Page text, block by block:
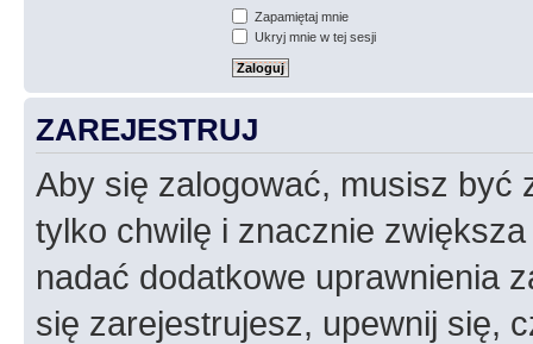
Zapamiętaj mnie
Ukryj mnie w tej sesji
ZAREJESTRUJ
Aby się zalogować, musisz być
tylko chwilę i znacznie
nadać dodatkowe uprawnienia
się zarejestrujesz, upewnij się,